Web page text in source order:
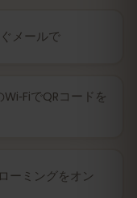
メールで
Wi‑FiでQRコードを
ーミングをオン